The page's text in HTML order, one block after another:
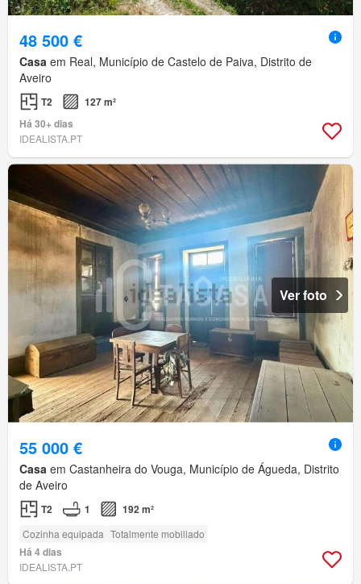
48 500 €
Casa em Real, Município de Castelo de Paiva, Distrito de
Aveiro
T2
127 m²
Há 30+ dias
IDEALISTA.PT
Ver foto
55 000 €
Casa em Castanheira do Vouga, Município de Águeda, Distrito
de Aveiro
T2 1 192 m²
Cozinha equipada Totalmente mobiliado
Há 4 dias
IDEALISTA.PT